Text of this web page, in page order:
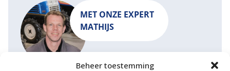
Beheer toestemming
MET ONZE EXPERT
MATHIJS